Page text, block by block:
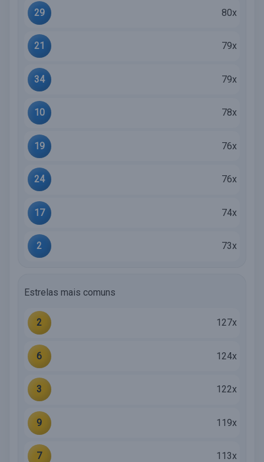
29 80x
21 79x
34 79x
10 78x
19 76x
24 76x
17 74x
2 73x
Estrelas mais comuns
2 127x
6 124x
3 122x
9 119x
7 113x